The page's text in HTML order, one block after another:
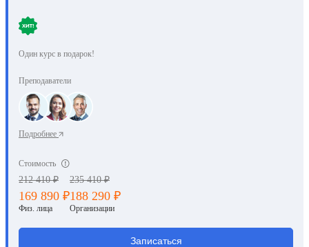
Один курс в подарок!
Преподаватели
Подробнее
Стоимость
212 410 ₽
169 890 ₽
Физ. лица
235 410 ₽
188 290 ₽
Организации
Записаться